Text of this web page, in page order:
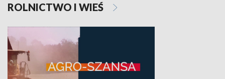
ROLNICTWO I WIEŚ